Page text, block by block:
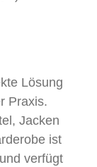
Lösung
Praxis.
Jacken
ist
verfügt